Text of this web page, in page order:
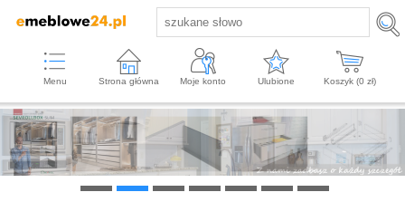
Menu Strona główna Moje konto Ulubione Koszyk (0 zł)